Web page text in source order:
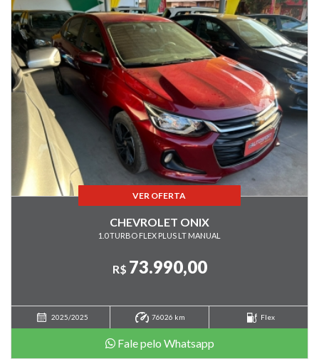
VER OFERTA
CHEVROLET ONIX
1.0 TURBO FLEX PLUS LT MANUAL
R$ 73.990,00
2025/2025 76026 km Flex
Fale pelo Whatsapp